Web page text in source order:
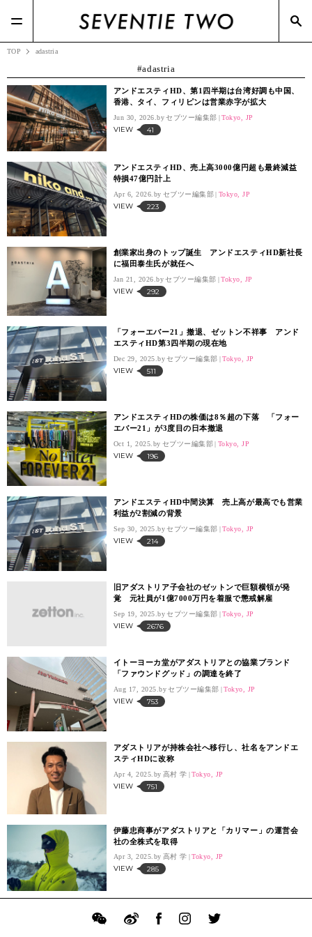
TOP adastria
adastria
アンドエスティHD、第1四半期は台湾好調も中国、
香港、タイ、フィリピンは営業赤字が拡大
Jun 30, 2026. セブツー編集部 Tokyo, JP
VIEW 41
アンドエスティHD、売上高3000億円超も最終減益
特損47億円計上
Apr 6, 2026. セブツー編集部 Tokyo, JP
VIEW 223
創業家出身のトップ誕生 アンドエスティHD新社長
に福田泰生氏が就任へ
Jan 21, 2026. セブツー編集部 Tokyo, JP
VIEW 292
「フォーエバー21」撤退、ゼットン不祥事 アンド
エスティHD第3四半期の現在地
Dec 29, 2025. セブツー編集部 Tokyo, JP
VIEW 511
アンドエスティHDの株価は8％超の下落 「フォー
エバー21」が3度目の日本撤退
Oct 1, 2025. セブツー編集部 Tokyo, JP
VIEW 196
アンドエスティHD中間決算 売上高が最高でも営業
利益が2割減の背景
Sep 30, 2025. セブツー編集部 Tokyo, JP
VIEW 214
旧アダストリア子会社のゼットンで巨額横領が発
覚 元社員が1億7000万円を着服で懲戒解雇
Sep 19, 2025. セブツー編集部 Tokyo, JP
VIEW 2676
イトーヨーカ堂がアダストリアとの協業ブランド
「ファウンドグッド」の調達を終了
Aug 17, 2025. セブツー編集部 Tokyo, JP
VIEW 753
アダストリアが持株会社へ移行し、社名をアンドエ
スティHDに改称
Apr 4, 2025. 高村 学 Tokyo, JP
VIEW 751
伊藤忠商事がアダストリアと「カリマー」の運営会
社の全株式を取得
Apr 3, 2025. 高村 学 Tokyo, JP
VIEW 285